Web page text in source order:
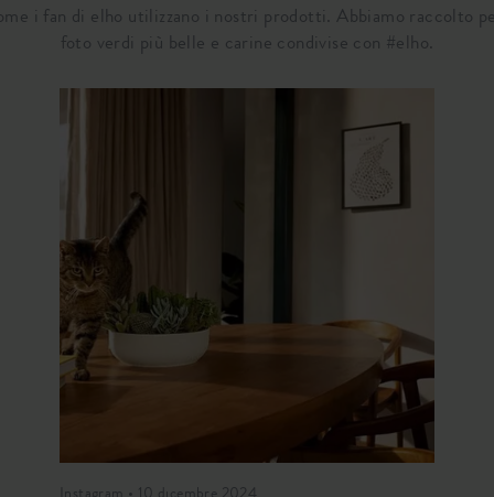
i fan di elho utilizzano i nostri prodotti. Abbiamo raccolto
foto verdi più belle e carine condivise con #elho.